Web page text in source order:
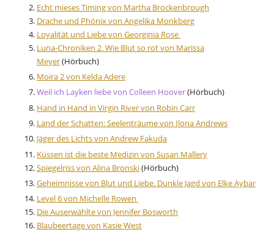
Echt mieses Timing von Martha Brockenbrough
Drache und Phönix von Angelika Monkberg
Loyalität und Liebe von Georginia Rose
Luna-Chroniken 2. Wie Blut so rot von Marissa
Meyer(Hörbuch)
Moira 2 von Kelda Adere
Weil ich Layken liebe von Colleen Hoover(Hörbuch)
Hand in Hand in Virgin River von Robin Carr
Land der Schatten: Seelenträume von Ilona Andrews
Jäger des Lichts von Andrew Fakuda
Küssen ist die beste Medizin von Susan Mallery
Spiegelriss von Alina Bronski(Hörbuch)
Geheimnisse von Blut und Liebe. Dunkle Jagd von Elke Aybar
Level 6 von Michelle Rowen
Die Auserwählte von Jennifer Bosworth
Blaubeertage von Kasie West